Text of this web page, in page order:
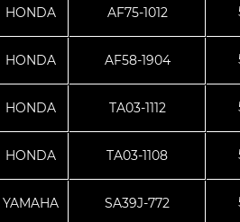
HONDA AF75-1012
HONDA AF58-1904
HONDA TA03-1112
HONDA TA03-1108
YAMAHA SA39J-772